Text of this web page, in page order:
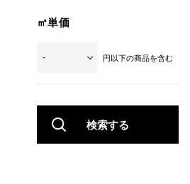
㎡単価
円以下の商品を含む